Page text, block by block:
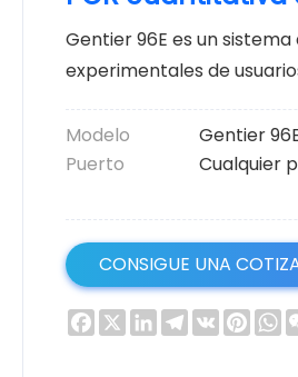
Gentier 96E es un
experimentales de
Modelo Gentier
Puerto
Cualquier
CONSIGUE UNA
Facebook
X LinkedInTelegram
VK